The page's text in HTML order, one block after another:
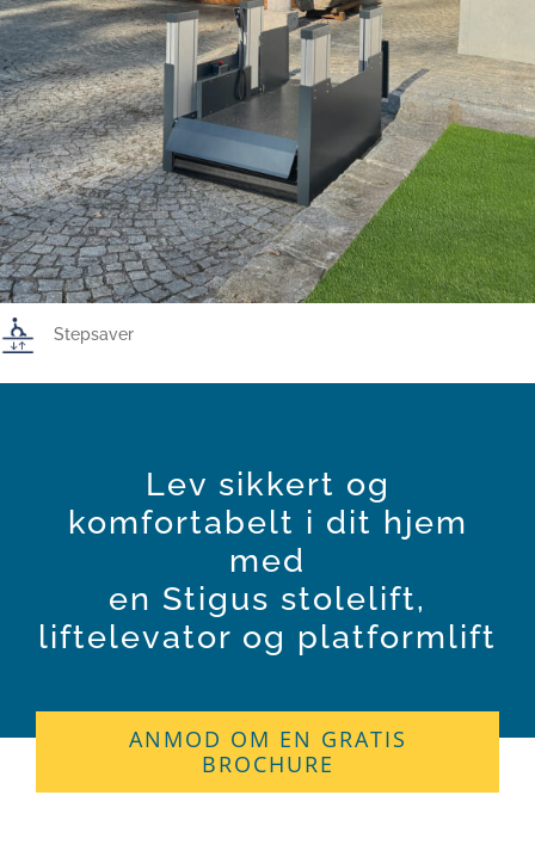
Stepsaver
Lev sikkert og
komfortabelt i dit hjem
med
en Stigus stolelift,
liftelevator og platformlift
ANMOD OM EN GRATIS
BROCHURE